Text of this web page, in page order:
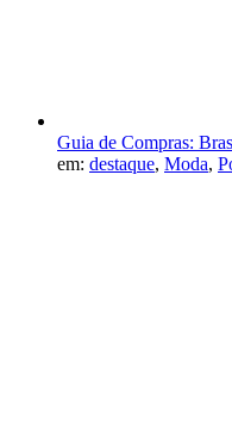
Guia de Compras:
em: destaque, Moda,